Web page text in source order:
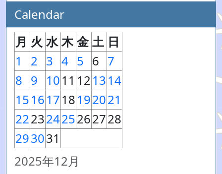
Calendar
2025年12月
月 火 水 木 金 土 日
1
2 3 4 5 6 7
8 9 1011 121314
15161718192021
22232425262728
293031